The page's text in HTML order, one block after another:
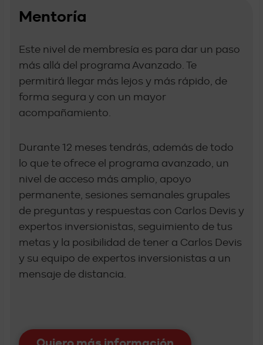
Mentoría
Este nivel de membresía es para dar un paso
más allá del programa Avanzado. Te
permitirá llegar más lejos y más rápido, de
forma segura y con un mayor
acompañamiento.
Durante 12 meses tendrás, además de todo
lo que te ofrece el programa avanzado, un
nivel de acceso más amplio, apoyo
permanente, sesiones semanales grupales
de preguntas y respuestas con Carlos Devis y
expertos inversionistas, seguimiento de tus
metas y la posibilidad de tener a Carlos Devis
y su equipo de expertos inversionistas a un
mensaje de distancia.